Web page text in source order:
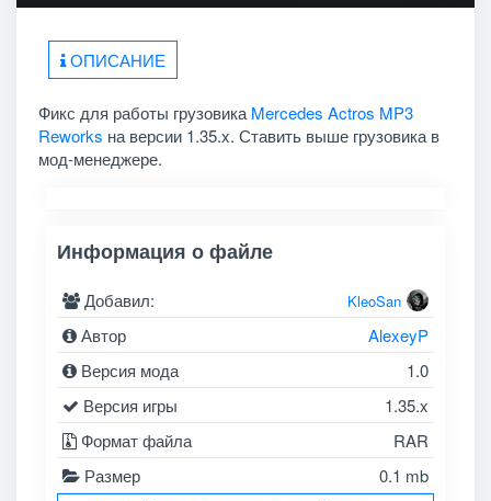
ОПИСАНИЕ
Фикс для работы грузовика Mercedes Actros MP3
Reworks на версии 1.35.x. Ставить выше грузовика в
мод-менеджере.
Информация о файле
Добавил: KleoSan
Автор
AlexeyP
Версия мода
1.0
Версия игры
1.35.x
Формат файла
RAR
Размер
0.1 mb